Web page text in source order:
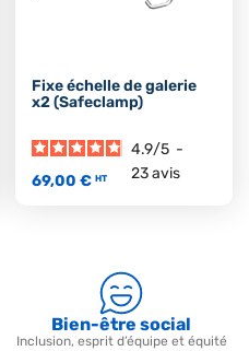
Fixe échelle de galerie
x2 (Safeclamp)
4.9/5 -
23avis
69,00 € HT
Bien-être social
Inclusion, esprit d’équipe et équité